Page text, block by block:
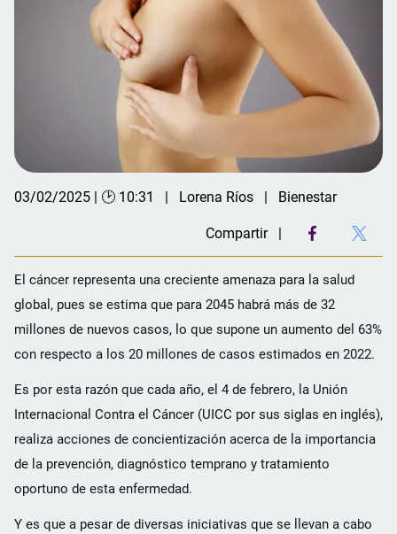
03/02/2025 | 🕑 10:31 Lorena Ríos Bienestar
Compartir
El cáncer representa una creciente amenaza para la salud
global, pues se estima que para 2045 habrá más de 32
millones de nuevos casos, lo que supone un aumento del 63%
con respecto a los 20 millones de casos estimados en 2022.
Es por esta razón que cada año, el 4 de febrero, la Unión
Internacional Contra el Cáncer (UICC por sus siglas en inglés),
realiza acciones de concientización acerca de la importancia
de la prevención, diagnóstico temprano y tratamiento
oportuno de esta enfermedad.
Y es que a pesar de diversas iniciativas que se llevan a cabo